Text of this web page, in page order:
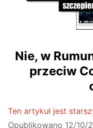
Nie, w
przeciw
Ten artykuł jest
Opublikowano 12/10/